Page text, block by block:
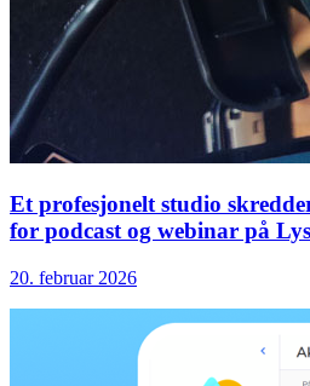
Et profesjonelt studio
for podcast og webinar på
20. februar 2026